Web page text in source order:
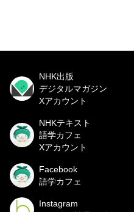
NHK出版
デジタルマガジン
Xアカウント
NHKテキスト
語学カフェ
Xアカウント
Facebook
語学カフェ
Instagram